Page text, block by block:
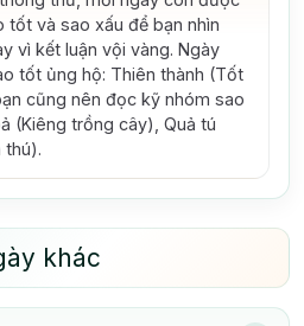
tốt và sao xấu để bạn nhìn
vì kết luận vội vàng. Ngày
tốt ủng hộ: Thiên thành (Tốt
cũng nên đọc kỹ nhóm sao
(Kiêng trồng cây), Quả tú
thú).
khác